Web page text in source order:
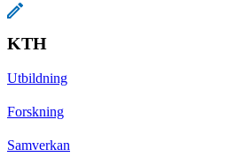
KTH
Utbildning
Forskning
Samverkan